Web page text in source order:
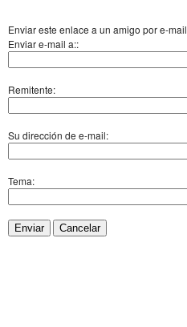
Enviar este enlace a un amigo por e-mail
Enviar e-mail a::
Remitente:
Su dirección de e-mail:
Tema:
Enviar Cancelar